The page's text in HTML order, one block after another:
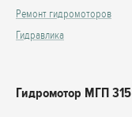
Ремонт гидромоторов
Гидравлика
Гидромотор МГП 315